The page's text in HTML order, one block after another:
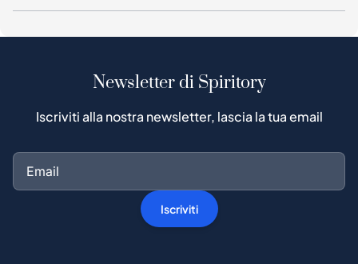
Newsletter di Spiritory
Iscriviti alla nostra newsletter, lascia la tua email
Iscriviti